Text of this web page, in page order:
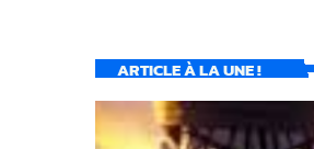
ARTICLE À LA UNE !